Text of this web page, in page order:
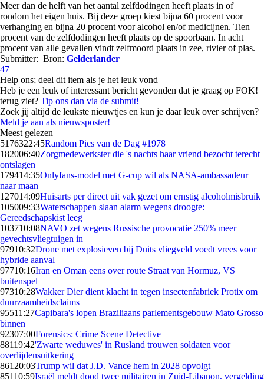
Meer dan de helft van het aantal zelfdodingen heeft plaats in of
rondom het eigen huis. Bij deze groep kiest bijna 60 procent voor
verhanging en bijna 20 procent voor alcohol en/of medicijnen. Tien
procent van de zelfdodingen heeft plaats op de spoorbaan. In acht
procent van alle gevallen vindt zelfmoord plaats in zee, rivier of plas.
Submitter: Bron: Gelderlander
47
Help ons; deel dit item als je het leuk vond
Heb je een leuk of interessant bericht gevonden dat je graag op FOK!
terug ziet? Tip ons dan via de submit!
Zoek jij altijd de leukste nieuwtjes en kun je daar leuk over schrijven?
Meld je aan als nieuwsposter!
Meest gelezen
5176322:45Random Pics van de Dag #1978
182006:40Zorgmedewerkster die 's nachts haar vriend bezocht terecht
ontslagen
179414:35Onlyfans-model met G-cup wil als NASA-ambassadeur
naar maan
127014:09Huisarts per direct uit vak gezet om ernstig alcoholmisbruik
105009:33Waterschappen slaan alarm wegens droogte:
Gereedschapskist leeg
103710:08NAVO zet wegens Russische provocatie 250% meer
gevechtsvliegtuigen in
97910:32Drone met explosieven bij Duits vliegveld voedt vrees voor
hybride aanval
97710:16Iran en Oman eens over route Straat van Hormuz, VS
buitenspel
97310:28Wakker Dier dient klacht in tegen insectenfabriek Protix om
duurzaamheidsclaims
95511:27Capibara's lopen Braziliaans parlementsgebouw Mato Grosso
binnen
92307:00Forensics: Crime Scene Detective
88119:42'Zwarte weduwes' in Rusland trouwen soldaten voor
overlijdensuitkering
861 20:03Trump wil dat J.D. Vance hem in 2028 opvolgt
85110:59Israël meldt dood twee militairen in Zuid-Libanon, vergelding